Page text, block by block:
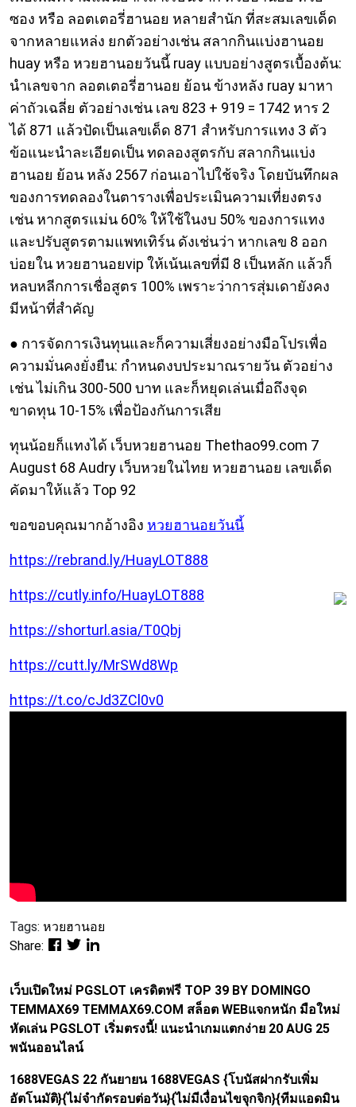
ซอง หรือ ลอตเตอรี่ฮานอย หลายสํานัก ที่สะสมเลขเด็ด
จากหลายแหล่ง ยกตัวอย่างเช่น สลากกินแบ่งฮานอย
huay หรือ หวยฮานอยวันนี้ ruay แบบอย่างสูตรเบื้องต้น:
นำเลขจาก ลอตเตอรี่ฮานอย ย้อน ข้างหลัง ruay มาหา
ค่าถัวเฉลี่ย ตัวอย่างเช่น เลข 823 + 919 = 1742 หาร 2
ได้ 871 แล้วปัดเป็นเลขเด็ด 871 สำหรับการแทง 3 ตัว
ข้อแนะนำละเอียดเป็น ทดลองสูตรกับ สลากกินแบ่ง
ฮานอย ย้อน หลัง 2567 ก่อนเอาไปใช้จริง โดยบันทึกผล
ของการทดลองในตารางเพื่อประเมินความเที่ยงตรง
เช่น หากสูตรแม่น 60% ให้ใช้ในงบ 50% ของการแทง
และปรับสูตรตามแพทเทิร์น ดังเช่นว่า หากเลข 8 ออก
บ่อยใน หวยฮานอยvip ให้เน้นเลขที่มี 8 เป็นหลัก แล้วก็
หลบหลีกการเชื่อสูตร 100% เพราะว่าการสุ่มเดายังคง
มีหน้าที่สำคัญ
● การจัดการเงินทุนและก็ความเสี่ยงอย่างมือโปรเพื่อ
ความมั่นคงยั่งยืน: กำหนดงบประมาณรายวัน ตัวอย่าง
เช่น ไม่เกิน 300-500 บาท และก็หยุดเล่นเมื่อถึงจุด
ขาดทุน 10-15% เพื่อป้องกันการเสีย
ทุนน้อยก็แทงได้ เว็บหวยฮานอย Thethao99.com 7
August 68 Audry เว็บหวยในไทย หวยฮานอย เลขเด็ด
คัดมาให้แล้ว Top 92
ขอขอบคุณมากอ้างอิง หวยฮานอยวันนี้
https://rebrand.ly/HuayLOT888
https://cutly.info/HuayLOT888
https://shorturl.asia/T0Qbj
https://cutt.ly/MrSWd8Wp
https://t.co/cJd3ZCl0v0
Tags: หวยฮานอย
Share:
เว็บเปิดใหม่ PGSLOT เครดิตฟรี TOP 39 BY DOMINGO
TEMMAX69 TEMMAX69.COM สล็อต WEBแจกหนัก มือใหม่
หัดเล่น PGSLOT เริ่มตรงนี้! แนะนำเกมแตกง่าย 20 AUG 25
พนันออนไลน์
1688VEGAS 22 กันยายน 1688VEGAS {โบนัสฝากรับเพิ่ม
อัตโนมัติ}{ไม่จำกัดรอบต่อวัน}{ไม่มีเงื่อนไขจุกจิก}{ทีมแอดมิน